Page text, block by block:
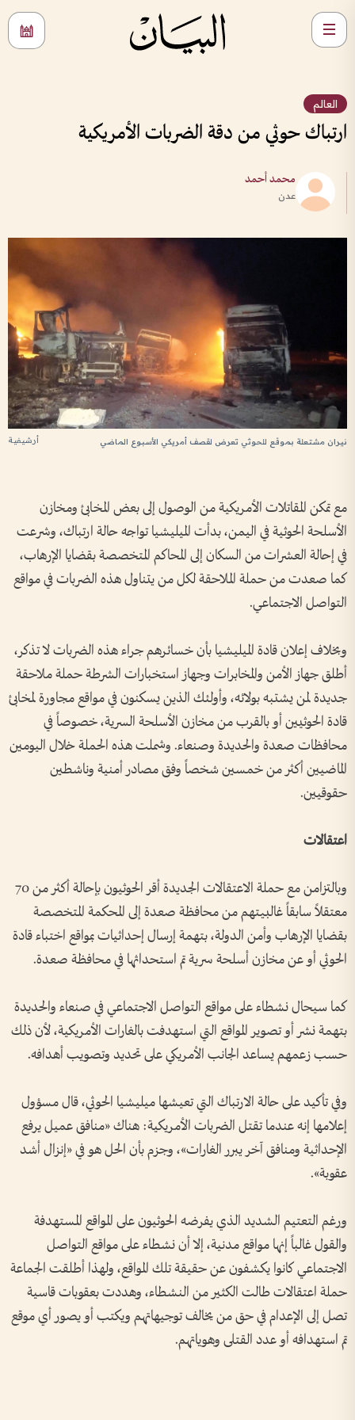
العالم
ارتباك حوثي من دقة الضربات الأمريكية
محمد أحمد
عدن
أرشيفية نيران مشتعلة بموقع للحوثي تعرض لقصف أمريكي الأسبوع الماضي
مع تمكن المقاتلات الأمريكية من الوصول إلى بعض المخابئ ومخازن
الأسلحة الحوثية في اليمن، بدأت الميليشيا تواجه حالة ارتباك، وشرعت
في إحالة العشرات من السكان إلى المحاكم المتخصصة بقضايا الإرهاب،
كما صعدت من حملة الملاحقة لكل من يتناول هذه الضربات في مواقع
التواصل الاجتماعي.
وبخلاف إعلان قادة الميليشيا بأن خسائرهم جراء هذه الضربات لا تذكر،
أطلق جهاز الأمن والمخابرات وجهاز استخبارات الشرطة حملة ملاحقة
جديدة لمن يشتبه بولائه، وأولئك الذين يسكنون في مواقع مجاورة لمخابئ
قادة الحوثيين أو بالقرب من مخازن الأسلحة السرية، خصوصاً في
محافظات صعدة والحديدة وصنعاء. وشملت هذه الحملة خلال اليومين
الماضيين أكثر من خمسين شخصاً وفق مصادر أمنية وناشطين
حقوقيين.
اعتقالات
وبالتزامن مع حملة الاعتقالات الجديدة أقر الحوثيون بإحالة أكثر من 70
معتقلاً سابقاً غالبيتهم من محافظة صعدة إلى المحكمة المتخصصة
بقضايا الإرهاب وأمن الدولة، بتهمة إرسال إحداثيات بمواقع اختباء قادة
الحوثي أو عن مخازن أسلحة سرية تم استحداثها في محافظة صعدة.
كما سيحال نشطاء على مواقع التواصل الاجتماعي في صنعاء والحديدة
بتهمة نشر أو تصوير المواقع التي استهدفت بالغارات الأمريكية، لأن ذلك
حسب زعمهم يساعد الجانب الأمريكي على تحديد وتصويب أهدافه.
وفي تأكيد على حالة الارتباك التي تعيشها ميليشيا الحوثي، قال مسؤول
إعلامها إنه عندما تقتل الضربات الأمريكية: هناك «منافق عميل يرفع
الإحداثية ومنافق آخر يبرر الغارات»، وجزم بأن الحل هو في «إنزال أشد
عقوبة».
ورغم التعتيم الشديد الذي يفرضه الحوثيون على المواقع المستهدفة
والقول غالباً إنها مواقع مدنية، إلا أن نشطاء على مواقع التواصل
الاجتماعي كانوا يكشفون عن حقيقة تلك المواقع، ولهذا أطلقت الجماعة
حملة اعتقالات طالت الكثير من النشطاء، وهددت بعقوبات قاسية
تصل إلى الإعدام في حق من يخالف توجيهاتهم ويكتب أو يصور أي موقع
تم استهدافه أو عدد القتلى وهوياتهم.